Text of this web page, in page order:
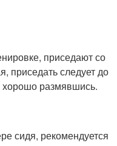
приседают со
приседать следует до
хорошо размявшись.
сидя, рекомендуется